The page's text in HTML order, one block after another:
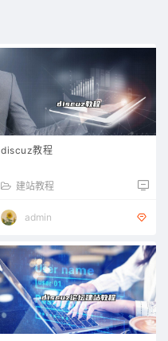
discuz教程
建站教程
admin